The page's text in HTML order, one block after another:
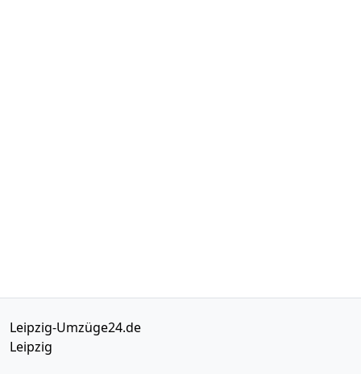
Leipzig-Umzüge24.de
Leipzig